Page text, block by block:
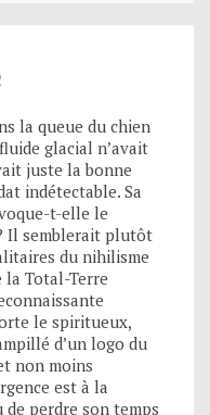
la queue du chien
glacial n’avait
juste la bonne
indétectable. Sa
t-elle le
Il semblerait plutôt
du nihilisme
Total-Terre
le spiritueux,
d’un logo du
non moins
est à la
perdre son temps